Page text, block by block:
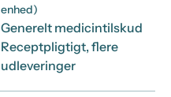
enhed)
Generelt medicintilskud
Receptpligtigt, flere
udleveringer